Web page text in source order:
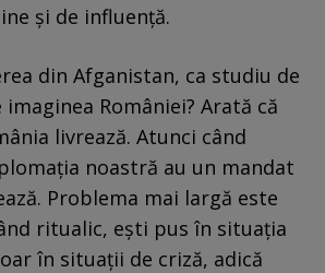
și de influență.
din Afganistan, ca studiu de
României? Arată că
livrează. Atunci când
noastră au un mandat
Problema mai largă este
ritualic, ești pus în situația
în situații de criză, adică